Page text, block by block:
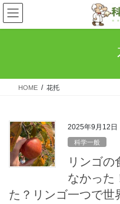
コ
ン
テ
ス
ナ
ビ
ゲ
ン
HOME 花托
2025年9月12日
科学一般
リンゴの
なかった
た？リンゴ一つで世